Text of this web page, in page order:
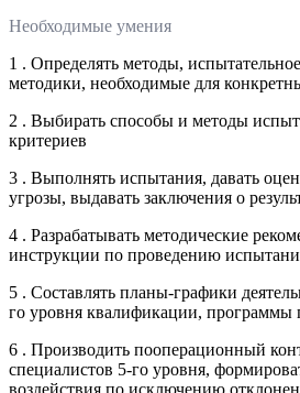
Необходимые умения
1 . Определять методы,
методики, необходимые для
2 . Выбирать способы и методы
критериев
3 . Выполнять испытания, давать
угрозы, выдавать заключения о
4 . Разрабатывать методические
инструкции по проведению
5 . Составлять планы-графики
го уровня квалификации, программы
6 . Производить пооперационный
специалистов 5-го уровня,
воздействия по исключению